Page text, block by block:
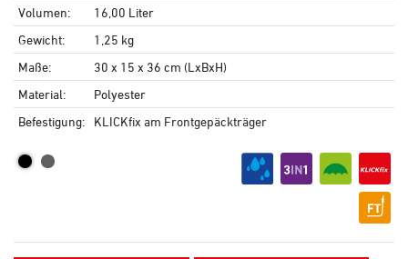
Volumen:
16,00 Liter
Gewicht:
1,25 kg
Maße:
30 x 15 x 36 cm (LxBxH)
Material:
Polyester
Befestigung:
KLICKfix am Frontgepäckträger